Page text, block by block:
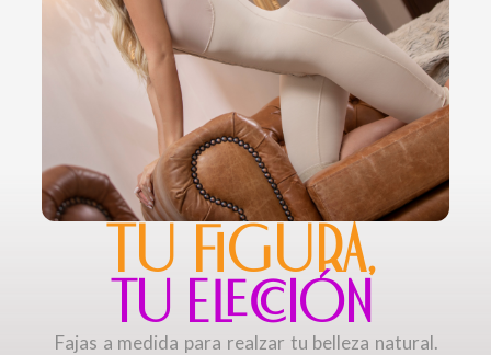
TU FIGURA,
TU ELECCIÓN
Fajas a medida para realzar tu belleza natural.